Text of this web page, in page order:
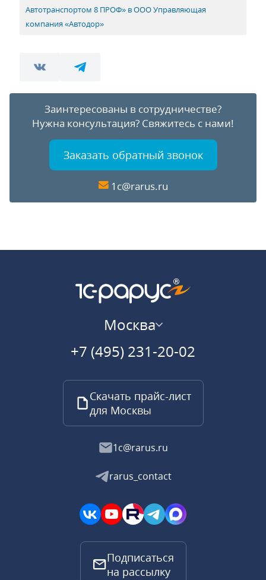
Автотранспортом 8 ПРОФ» в ООО Управляющая
компания «Автодор»
Заинтересованы в сотрудничестве?
Нужна консультация? Свяжитесь с нами!
Заказать обратный звонок
1c@rarus.ru
Москва
+7 (495) 231-20-02
Скачать прайс-лист
для Москвы
1c@rarus.ru
rarus_contact
Подписаться
на рассылку